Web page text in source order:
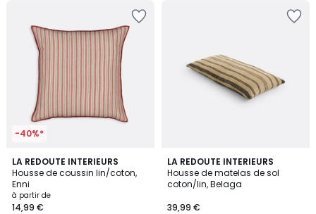
-40%*
LA REDOUTE INTERIEURS
Housse de coussin lin/coton,
Enni
à partir de
14,99 €
2,2
/ 5
4
Couleurs
LA REDOUTE INTERIEURS
Housse de matelas de sol
coton/lin, Belaga
39,99 €
4,1
/ 5